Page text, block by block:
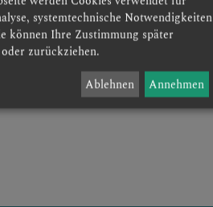
systemtechnische Notwendigkeiten
können Ihre Zustimmung später
zurückziehen.
Ablehnen Annehmen